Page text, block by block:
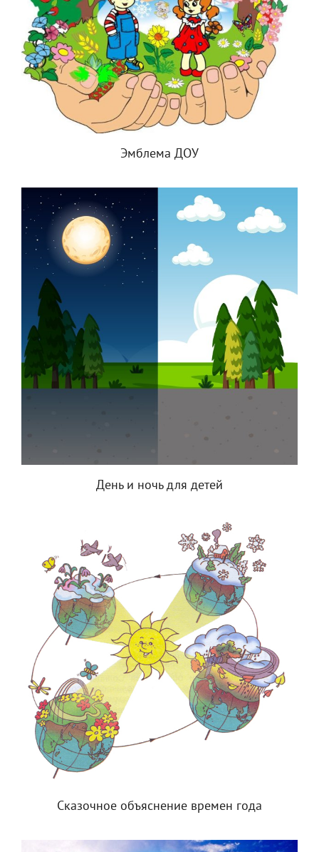
Эмблема ДОУ
День и ночь для детей
Сказочное объяснение времен года